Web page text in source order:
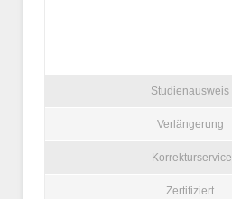
Studienausweis
Verlängerung
Korrekturservice
Zertifiziert